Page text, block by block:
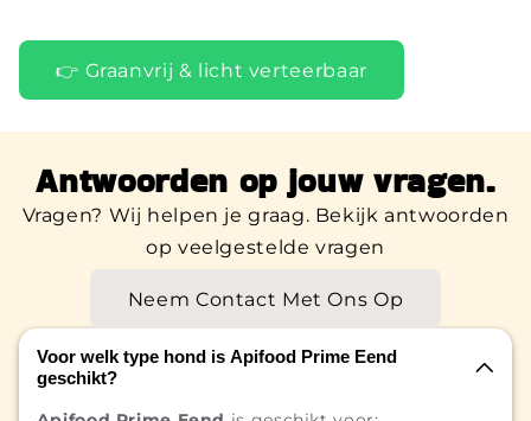
👉 Graanvrij & licht verteerbaar
Voor welk type hond is Apifood Prime Eend
geschikt?
Antwoorden op jouw vragen.
Vragen? Wij helpen je graag. Bekijk antwoorden
op veelgestelde vragen
Neem Contact Met Ons Op